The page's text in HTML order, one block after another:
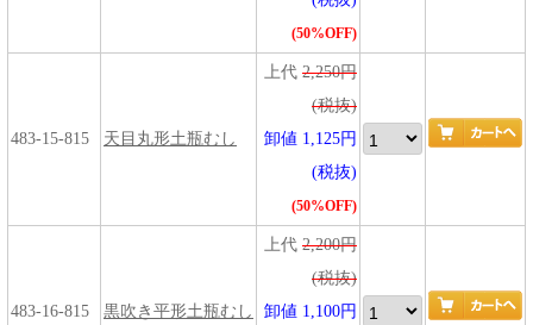
(50%OFF)
483-15-815 天目丸形土瓶むし
上代 2,250円
(税抜)
卸値 1,125円
(税抜)
(50%OFF)
483-16-815 黒吹き平形土瓶むし
上代 2,200円
(税抜)
卸値 1,100円